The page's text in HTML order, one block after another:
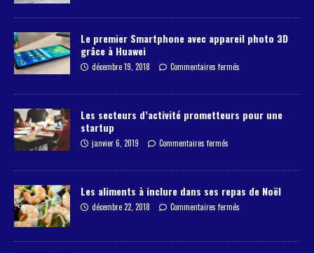
Le premier Smartphone avec appareil photo 3D
grâce à Huawei
décembre 19, 2018 Commentaires fermés
Les secteurs d’activité prometteurs pour une
startup
janvier 6, 2019 Commentaires fermés
Les aliments à inclure dans ses repas de Noël
décembre 22, 2018 Commentaires fermés